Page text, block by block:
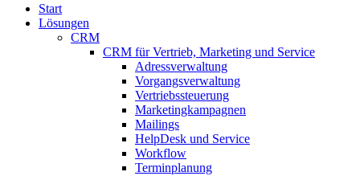
Start
Lösungen
CRM
CRM für Vertrieb, Marketing und Service
Adressverwaltung
Vorgangsverwaltung
Vertriebssteuerung
Marketingkampagnen
Mailings
HelpDesk und Service
Workflow
Terminplanung